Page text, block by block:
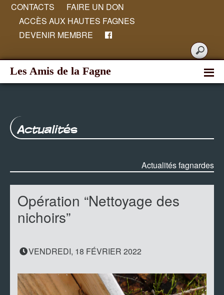
CONTACTS
FAIRE UN DON
ACCÈS AUX HAUTES FAGNES
DEVENIR MEMBRE
Les Amis de la Fagne
Actualités
Actualités fagnardes
Opération “Nettoyage des
nichoirs”
VENDREDI, 18 FÉVRIER 2022